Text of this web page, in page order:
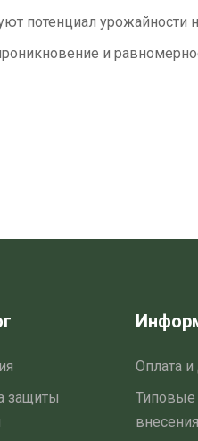
потенциал урожайности
и
защиты
Оплата и
внесения